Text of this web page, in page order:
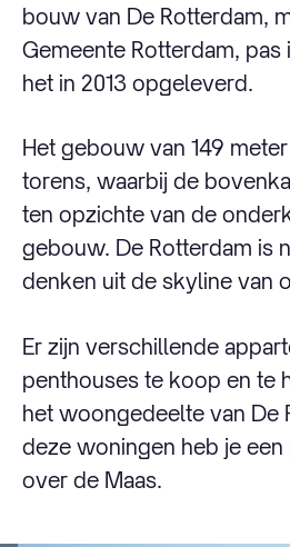
bouw van De Rotterdam,
Gemeente Rotterdam,
het in 2013 opgeleverd.
Het gebouw van 149
torens, waarbij de
ten opzichte van de
gebouw. De Rotterdam is
denken uit de skyline van
Er zijn verschillende
penthouses te koop en te
het woongedeelte van De
deze woningen heb je
over de Maas.